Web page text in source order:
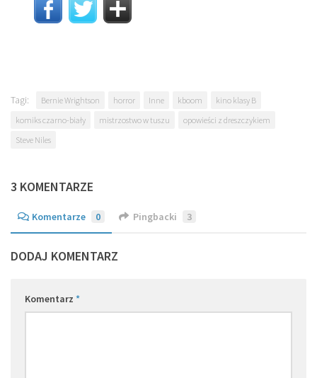
Tagi: Bernie Wrightson horror Inne kboom
kino klasy B
komiks czarno-biały
mistrzostwo w tuszu
opowieści z dreszczykiem
Steve Niles
3 KOMENTARZE
Komentarze 0 Pingbacki 3
DODAJ KOMENTARZ
Komentarz *